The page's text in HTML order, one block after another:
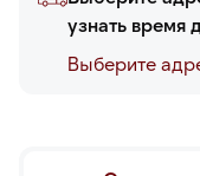
узнать время
Выберите